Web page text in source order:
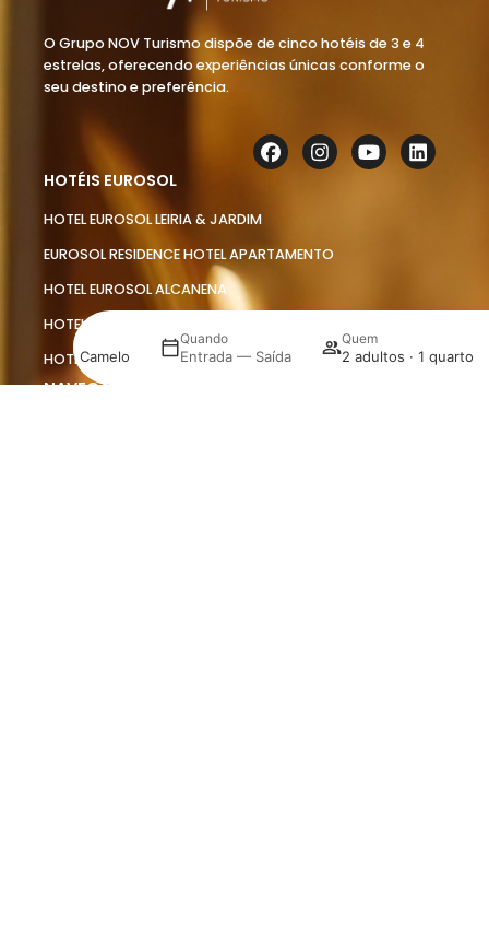
Seia Camelo
Quando
Entrada — Saída
Quem
2 adultos · 1 quarto
O Grupo NOV Turismo dispõe de cinco hotéis de 3 e 4
estrelas, oferecendo experiências únicas conforme o
seu destino e preferência.
HOTÉIS EUROSOL
HOTEL EUROSOL LEIRIA & JARDIM
EUROSOL RESIDENCE HOTEL APARTAMENTO
HOTEL EUROSOL ALCANENA
HOTEL EUROSOL SEIA CAMELO
HOTEL EUROSOL GOUVEIA
NAVEGAÇÃO RÁPIDA